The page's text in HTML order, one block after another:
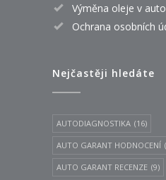
Výměna oleje v
Ochrana osobních
Nejčastěji hledáte
AUTODIAGNOSTIKA (16)
AUTO GARANT HODNOCENÍ
AUTO GARANT RECENZE (9)